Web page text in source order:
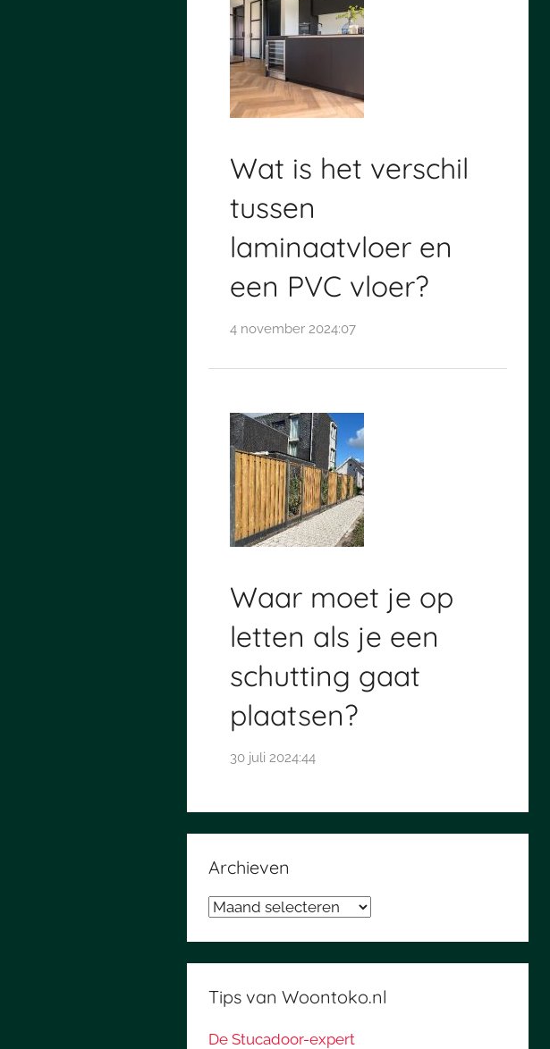
Wat is het verschil
tussen
laminaatvloer en
een PVC vloer?
4 november 2024:07
Waar moet je op
letten als je een
schutting gaat
plaatsen?
30 juli 2024:44
Archieven
Archieven
Tips van Woontoko.nl
De Stucadoor-expert